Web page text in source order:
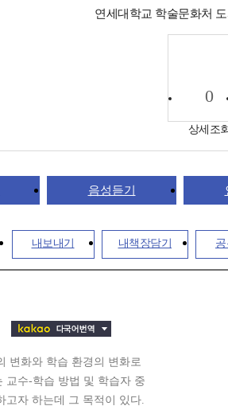
연세대학교 학술문화처
0
상세조
음성듣기
내보내기 내책장담기
변화와 학습 환경의 변화로
교수-학습 방법 및 학습자 중
고자 하는데 그 목적이 있다.